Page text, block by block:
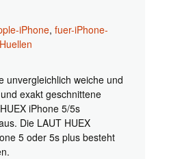
iPhone, fuer-iPhone-
unvergleichlich weiche und
exakt geschnittene
iPhone 5/5s
Die LAUT HUEX
5 oder 5s plus besteht